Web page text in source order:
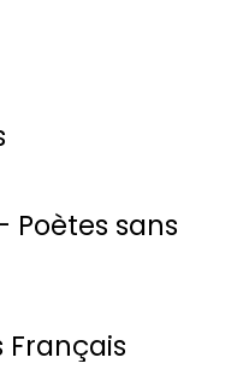
Poètes sans
Français